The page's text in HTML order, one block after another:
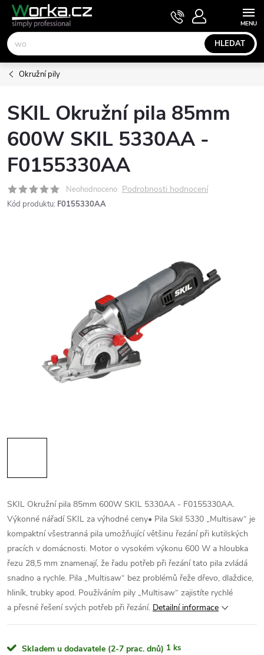
Přejít
obsah
HLEDAT
NÁKUPNÍ
KOŠÍK
Okružní pily
SKIL Okružní pila 85mm
600W SKIL 5330AA -
F0155330AA
Neohodnoceno Podrobnosti hodnocení
Kód produktu: F0155330AA
SKIL Okružní pila 85mm 600W SKIL 5330AA - F0155330AA.
Výkonné nářadí SKIL za výhodné ceny• Pila Skil 5330 „Multisaw“ je
kompaktní všestranná pila umožňující většinu řezání při kutilských
pracích v domácnosti. Motor o vysokém výkonu 600 W a hloubka
řezu 28,5 mm znamenají, že řadu potřeb při řezání tato pila zvládá
snadno a rychle. Pila „Multisaw“ bez problémů řeže dřevo, dlaždice,
hliník, trubky apod. Používáním pily „Multisaw“ zajistíte rychlé
a přesné řešení svých potřeb při řezání. Detailní informace
Skladem u dodavatele (2-7 prac. dnů) 1 ks